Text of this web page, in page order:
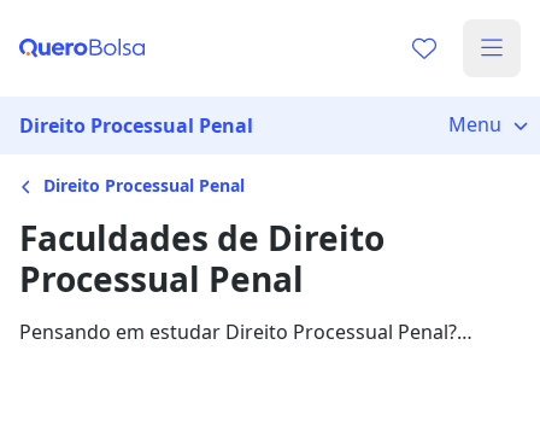
Direito Processual Penal Menu
Direito Processual Penal
Faculdades de Direito
Processual Penal
Pensando em estudar Direito Processual Penal?